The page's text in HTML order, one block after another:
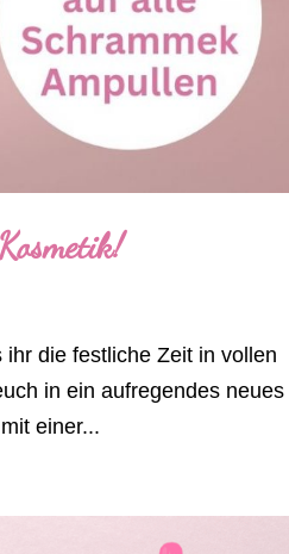
die festliche Zeit in vollen
in ein aufregendes neues
einer...